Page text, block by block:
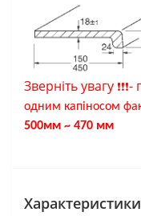
Зверніть увагу ❗❗❗-
одним капіносом
500мм ~ 470 мм
Характеристики